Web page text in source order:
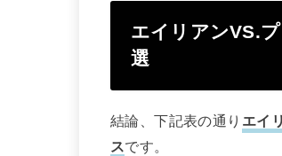
エイリアンVS.
選
結論、下記表の通り エイ
スです。